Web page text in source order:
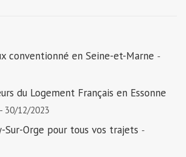
conventionné en Seine-et-Marne -
du Logement Français en Essonne
- 30/12/2023
Sur-Orge pour tous vos trajets -